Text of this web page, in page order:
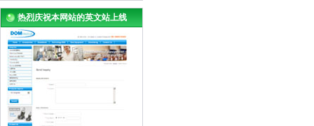
热烈庆祝本网站的英文站上线